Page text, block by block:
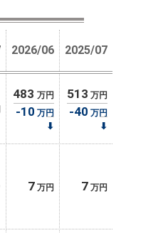
2026/06 2025/07
483 万円
-10 万円
⬇
513 万円
-40 万円
⬇
7 万円 7 万円